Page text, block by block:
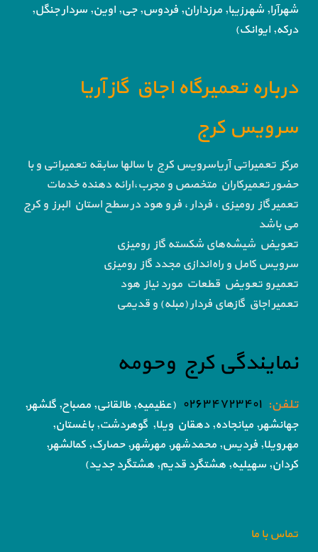
شهرآرا, شهرزیبا, مرزداران, فردوس, جی, اوین, سردار جنگل,
درکه, ایوانک)
درباره تعمیرگاه اجاق گاز آریا
سرویس کرج
مرکز تعمیراتی آریاسرویس کرج با سالها سابقه تعمیراتی و با
حضور تعمیرکاران متخصص و مجرب،ارائه دهنده خدمات
تعمیر گاز رومیزی ، فردار ، فر و هود در سطح استان البرز و کرج
می باشد
تعویض شیشه‌های شکسته گاز رومیزی
سرویس کامل و راه‌اندازی مجدد گاز رومیزی
تعمیرو تعویض قطعات مورد نیاز هود
تعمیر اجاق گاز‌های فردار (مبله) و قدیمی
نمایندگی کرج وحومه
تلفن: ۰۲۶۳۴۷۲۳۴۰۱
(عظیمیه, طالقانی, مصباح, گلشهر,
جهانشهر, میانجاده, دهقان ویلا, گوهردشت, باغستان,
مهرویلا, فردیس, محمدشهر, مهرشهر, حصارک, کمالشهر,
کردان, سهیلیه, هشتگرد قدیم, هشتگرد جدید)
تماس با ما